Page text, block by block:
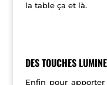
la table ça et là.
DES TOUCHES
Enfin pour